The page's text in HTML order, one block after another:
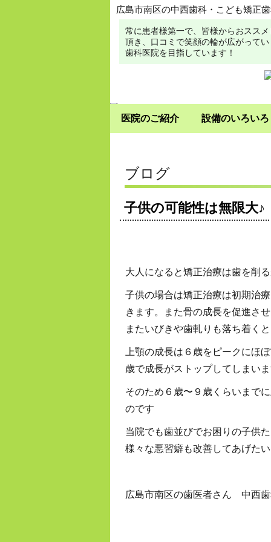
広島市南区の中西歯科・こども矯正
常に患者様第一で、皆様からおススメ
頂き、口コミで笑顔の輪が広がってい
歯科医院を目指しています！
医院のご紹介 設備のいろいろ
ブログ
子供の可能性は無限大♪
大人になると矯正治療は歯を削
子供の場合は矯正治療は初期治
きます。また骨の成長を促進さ
またいびきや歯軋りも落ち着くと
上顎の成長は６歳をピークにほ
歳で成長がストップしてしまいま
そのため６歳〜９歳くらいまで
のです
当院でも歯並びでお困りの子供
様々な悪習癖も改善してあげた
広島市南区の歯医者さん 中西